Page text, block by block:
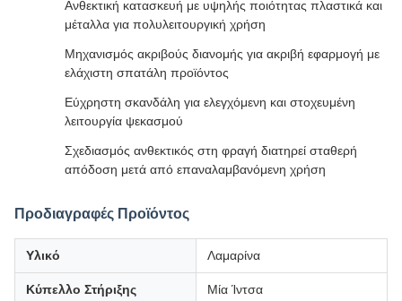
Ανθεκτική κατασκευή με υψηλής ποιότητας πλαστικά και
μέταλλα για πολυλειτουργική χρήση
Μηχανισμός ακριβούς διανομής για ακριβή εφαρμογή με
ελάχιστη σπατάλη προϊόντος
Εύχρηστη σκανδάλη για ελεγχόμενη και στοχευμένη
λειτουργία ψεκασμού
Σχεδιασμός ανθεκτικός στη φραγή διατηρεί σταθερή
απόδοση μετά από επαναλαμβανόμενη χρήση
Προδιαγραφές Προϊόντος
Υλικό Λαμαρίνα
Κύπελλο Στήριξης Μία Ίντσα